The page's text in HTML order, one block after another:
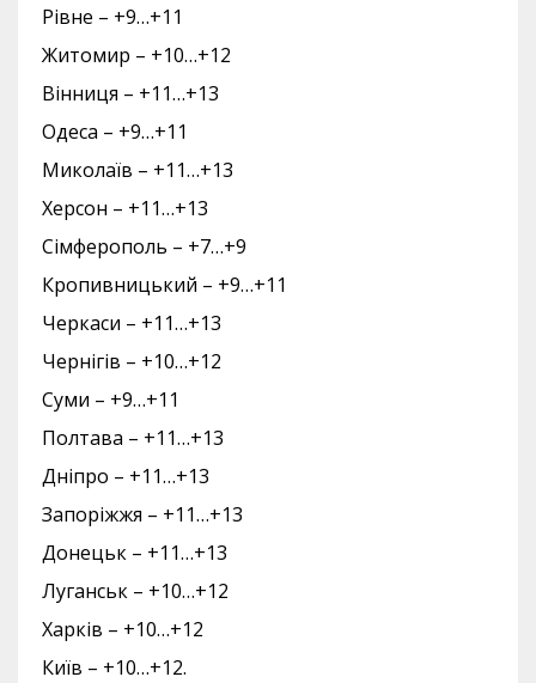
Рівне – +9…+11
Житомир – +10…+12
Вінниця – +11…+13
Одеса – +9…+11
Миколаїв – +11…+13
Херсон – +11…+13
Сімферополь – +7…+9
Кропивницький – +9…+11
Черкаси – +11…+13
Чернігів – +10…+12
Суми – +9…+11
Полтава – +11…+13
Дніпро – +11…+13
Запоріжжя – +11…+13
Донецьк – +11…+13
Луганськ – +10…+12
Харків – +10…+12
Київ – +10…+12.